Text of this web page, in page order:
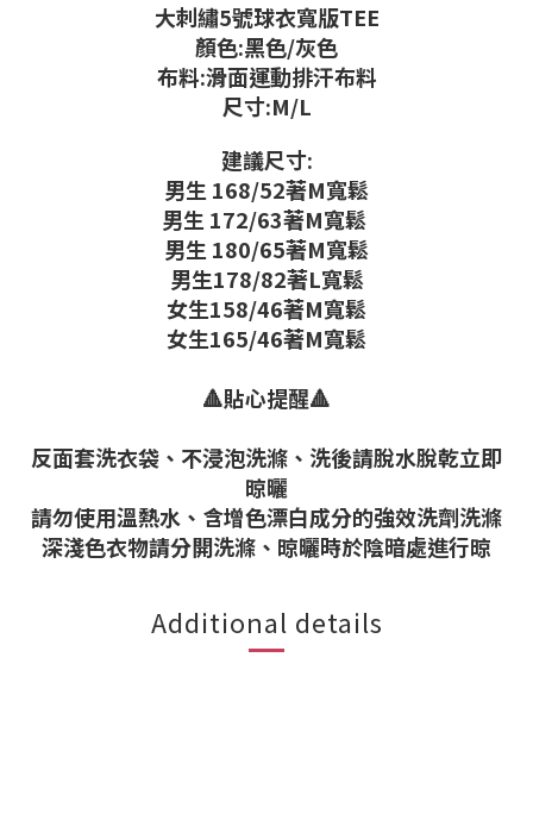
大刺繡5號球衣寬版TEE
顏色:黑色/灰色
布料:滑面運動排汗布料
尺寸:M/L
建議尺寸:
男生 168/52著M寬鬆
男生 172/63著M寬鬆
男生 180/65著M寬鬆
男生178/82著L寬鬆
女生158/46著M寬鬆
女生165/46著M寬鬆
🔺貼心提醒🔺
反面套洗衣袋、不浸泡洗滌、洗後請脫水脫乾立即
晾曬
請勿使用溫熱水、含增色漂白成分的強效洗劑洗滌
深淺色衣物請分開洗滌、晾曬時於陰暗處進行晾
Additional details